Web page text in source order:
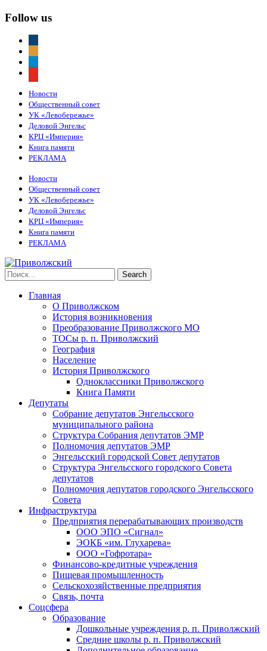
Follow us
Новости
Общественный совет
УК «Левобережье»
Деловой Энгельс
КРЦ «Империя»
Книга памяти
РЕКЛАМА
Новости
Общественный совет
УК «Левобережье»
Деловой Энгельс
КРЦ «Империя»
Книга памяти
РЕКЛАМА
Главная
О Приволжском
История возникновения
Преобразование Приволжского МО
ТОСы р. п. Приволжский
География
Население
История Приволжского
Одноклассники Приволжского
Книга Памяти
Депутаты
Собрание депутатов Энгельсского
муниципального района
Структура Собрания депутатов ЭМР
Полномочия депутатов ЭМР
Энгельсский городской Совет депутатов
Структура Энгельсского городского Совета
депутатов
Полномочия депутатов городского Энгельсского
Совета
Инфраструктура
Предприятия перерабатывающих производств
ООО ЭПО «Сигнал»
ЭОКБ «им. Глухарева»
ООО «Гофротара»
Финансово-кредитные учреждения
Пищевая промышленность
Сельскохозяйственные предприятия
Связь, почта
Соцсфера
Образование
Дошкольные учреждения р. п. Приволжский
Средние школы р. п. Приволжский